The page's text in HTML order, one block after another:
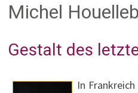
Michel
Gestalt des
In